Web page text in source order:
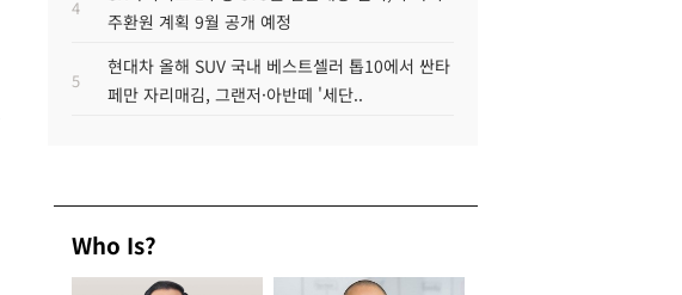
4
주환원 계획 9월 공개 예정
5
현대차 올해 SUV 국내 베스트셀러 톱10에서 싼타
페만 자리매김, 그랜저·아반떼 '세단..
Who Is?